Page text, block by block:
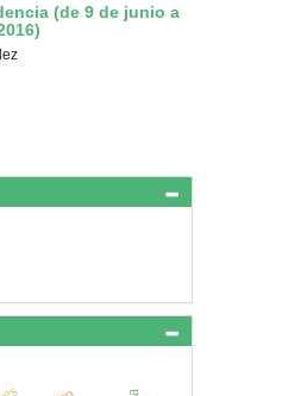
(de 9 de junio a